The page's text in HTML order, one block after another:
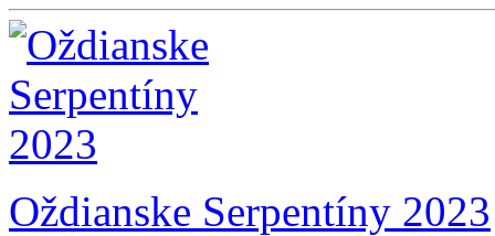
Oždianske Serpentíny 2023